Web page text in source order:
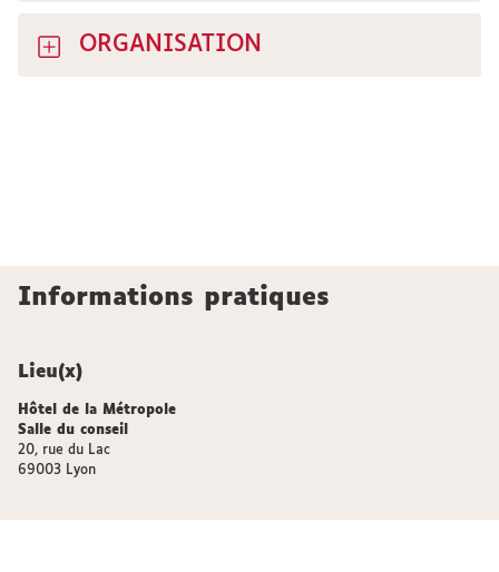
ORGANISATION
Informations pratiques
Lieu(x)
Hôtel de la Métropole
Salle du conseil
20, rue du Lac
69003 Lyon